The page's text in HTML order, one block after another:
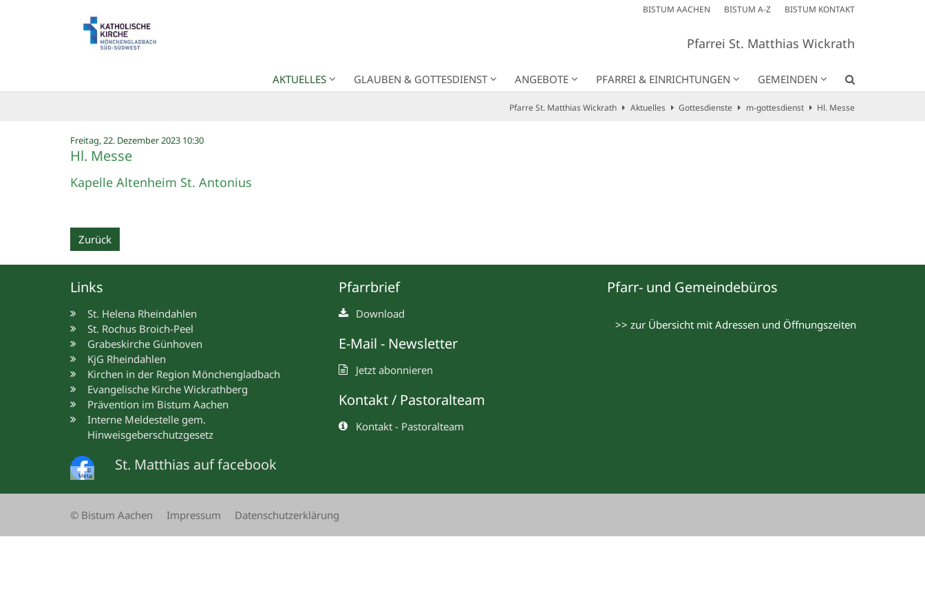
BISTUM AACHEN BISTUM A-Z BISTUM KONTAKT
Pfarrei St. Matthias Wickrath
AKTUELLES GLAUBEN & GOTTESDIENST ANGEBOTE PFARREI & EINRICHTUNGEN GEMEINDEN
Pfarre St. Matthias Wickrath Aktuelles Gottesdienste m-gottesdienst Hl. Messe
Freitag, 22. Dezember 2023 10:30:
Hl. Messe
Kapelle Altenheim St. Antonius
Zurück
Links
St. Helena Rheindahlen
St. Rochus Broich-Peel
Grabeskirche Günhoven
KjG Rheindahlen
Kirchen in der Region Mönchengladbach
Evangelische Kirche Wickrathberg
Prävention im Bistum Aachen
Interne Meldestelle gem.
Hinweisgeberschutzgesetz
©
Meta
St. Matthias auf facebook
Pfarrbrief
Download
E-Mail - Newsletter
Jetzt abonnieren
Kontakt / Pastoralteam
Kontakt - Pastoralteam
Pfarr- und Gemeindebüros
>> zur Übersicht mit Adressen und Öffnungszeiten
© Bistum Aachen Impressum Datenschutzerklärung